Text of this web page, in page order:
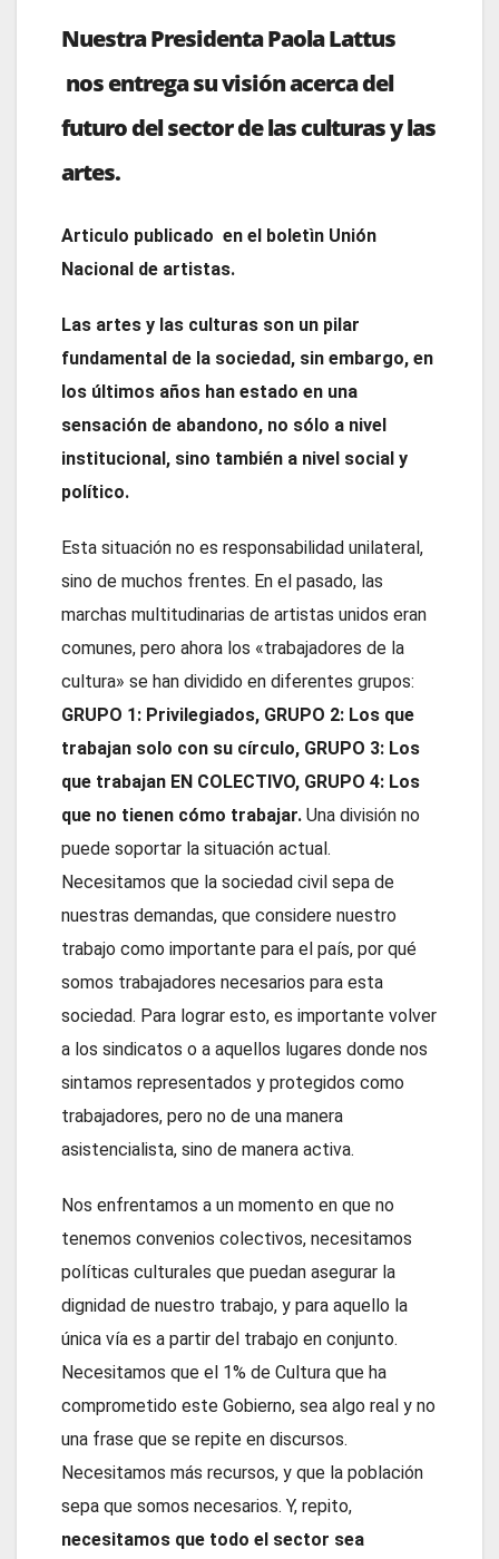
Nuestra Presidenta Paola Lattus
nos entrega su visión acerca del
futuro del sector de las culturas y las
artes.
Articulo publicado en el boletìn Unión
Nacional de artistas.
Las artes y las culturas son un pilar
fundamental de la sociedad, sin embargo, en
los últimos años han estado en una
sensación de abandono, no sólo a nivel
institucional, sino también a nivel social y
político.
Esta situación no es responsabilidad unilateral,
sino de muchos frentes. En el pasado, las
marchas multitudinarias de artistas unidos eran
comunes, pero ahora los «trabajadores de la
cultura» se han dividido en diferentes grupos:
GRUPO 1: Privilegiados, GRUPO 2: Los que
trabajan solo con su círculo, GRUPO 3: Los
que trabajan EN COLECTIVO, GRUPO 4: Los
que no tienen cómo trabajar. Una división no
puede soportar la situación actual.
Necesitamos que la sociedad civil sepa de
nuestras demandas, que considere nuestro
trabajo como importante para el país, por qué
somos trabajadores necesarios para esta
sociedad. Para lograr esto, es importante volver
a los sindicatos o a aquellos lugares donde nos
sintamos representados y protegidos como
trabajadores, pero no de una manera
asistencialista, sino de manera activa.
Nos enfrentamos a un momento en que no
tenemos convenios colectivos, necesitamos
políticas culturales que puedan asegurar la
dignidad de nuestro trabajo, y para aquello la
única vía es a partir del trabajo en conjunto.
Necesitamos que el 1% de Cultura que ha
comprometido este Gobierno, sea algo real y no
una frase que se repite en discursos.
Necesitamos más recursos, y que la población
sepa que somos necesarios. Y, repito,
necesitamos que todo el sector sea